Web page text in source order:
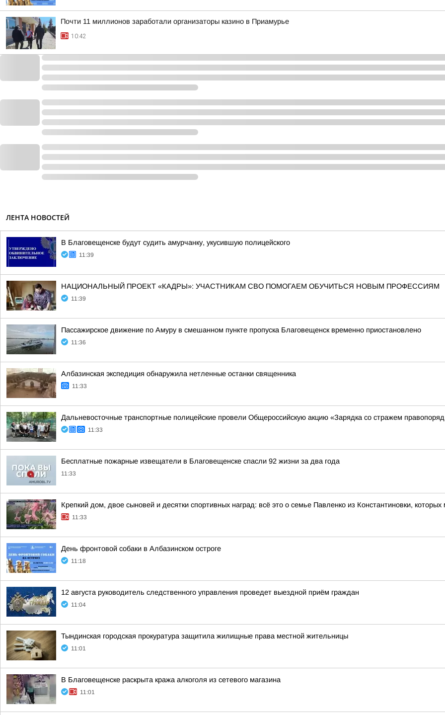
Почти 11 миллионов заработали организаторы казино в Приамурье
10:42
ЛЕНТА НОВОСТЕЙ
В Благовещенске будут судить амурчанку, укусившую полицейского
11:39
НАЦИОНАЛЬНЫЙ ПРОЕКТ «КАДРЫ»: УЧАСТНИКАМ СВО ПОМОГАЕМ ОБУЧИТЬСЯ НОВЫМ ПРОФЕССИЯМ
11:39
Пассажирское движение по Амуру в смешанном пункте пропуска Благовещенск временно приостановлено
11:36
Албазинская экспедиция обнаружила нетленные останки священника
11:33
Дальневосточные транспортные полицейские провели Общероссийскую акцию «Зарядка со стражем
11:33
Бесплатные пожарные извещатели в Благовещенске спасли 92 жизни за два года
11:33
Крепкий дом, двое сыновей и десятки спортивных наград: всё это о семье Павленко из Константиновки,
11:33
День фронтовой собаки в Албазинском остроге
11:18
12 августа руководитель следственного управления проведет выездной приём граждан
11:04
Тындинская городская прокуратура защитила жилищные права местной жительницы
11:01
В Благовещенске раскрыта кража алкоголя из сетевого магазина
11:01